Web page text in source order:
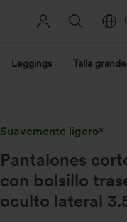
Leggings Talla grande
Suavemente ligero*
Pantalones
con bolsillo
oculto lateral